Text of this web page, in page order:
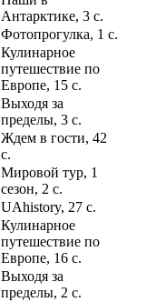
Антарктике, 3 с.
Фотопрогулка, 1 с.
Кулинарное
путешествие по
Европе, 15 с.
Выходя за
пределы, 3 с.
Ждем в гости, 42
с.
Мировой тур, 1
сезон, 2 с.
UAhistory, 27 с.
Кулинарное
путешествие по
Европе, 16 с.
Выходя за
пределы, 2 с.